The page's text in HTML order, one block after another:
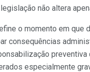
não altera
o momento em que
consequências
especialmente